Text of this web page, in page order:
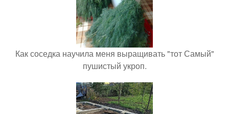
Как соседка научила меня выращивать "тот Самый"
пушистый укроп.